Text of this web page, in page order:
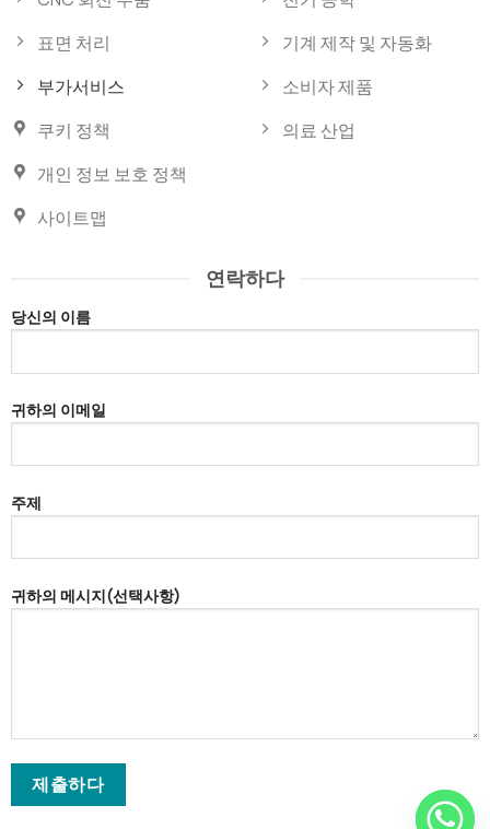
표면 처리
부가서비스
쿠키 정책
개인 정보 보호 정책
사이트맵
기계 제작 및 자동화
소비자 제품
의료 산업
연락하다
당신의 이름
귀하의 이메일
주제
귀하의 메시지(선택사항)
이
숨